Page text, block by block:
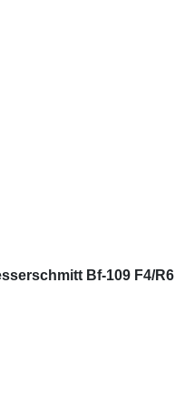
Bf-109 F4/R6